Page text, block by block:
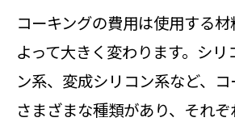
コーキングの費用は使用する
よって大きく変わります。シリ
ン系、変成シリコン系など、
さまざまな種類があり、それ